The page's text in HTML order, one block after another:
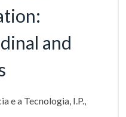
and
e a Tecnologia, I.P.,